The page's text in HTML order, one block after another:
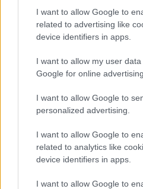
I want to allow Google to
related to advertising like
device identifiers in apps.
I want to allow my user
Google for online
I want to allow Google to
personalized advertising.
I want to allow Google to
related to analytics like
device identifiers in apps.
I want to allow Google to
Orvos figyelmeztet: ezt az
söpörd a